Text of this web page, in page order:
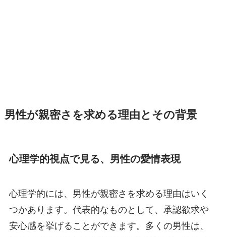
男性が親密さを求める理由とその背景
心理学的視点で見る、男性の愛情表現
心理学的には、男性が親密さを求める理由はいく
つかあります。代表的なものとして、承認欲求や
安心感を挙げることができます。多くの男性は、